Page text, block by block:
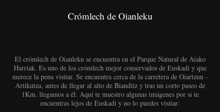
Crómlech de Oianleku
El crómlech de Oianleku se encuentra en el Parque Natural de Aiako
Harriak. Es uno de los crómlech mejor conservados de Euskadi y que
merece la pena visitar. Se encuentra cerca de la carretera de Oiartzun -
Artikutza, antes de llegar al alto de Bianditz y tras un corto paseo de
1Km. llegamos a él. Aquí te muestro algunas imágenes por si te
encuentras lejos de Euskadi y no lo puedes visitar: